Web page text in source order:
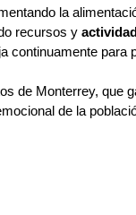
la
recursos y
continuamente para
de Monterrey, que
de la